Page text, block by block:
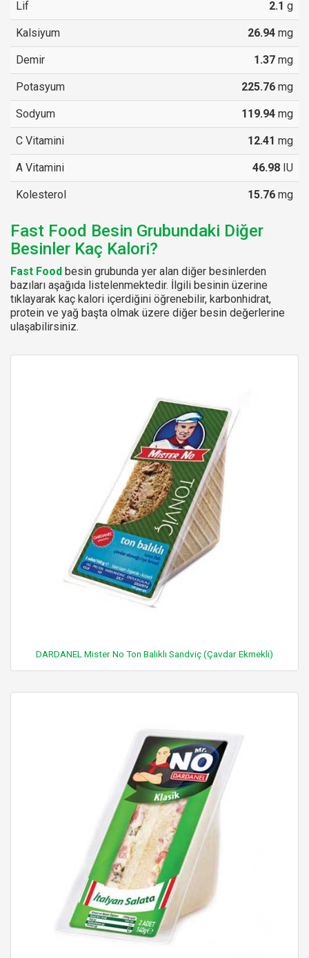
Lif 2.1 g
Kalsiyum 26.94 mg
Demir 1.37 mg
Potasyum 225.76 mg
Sodyum 119.94 mg
C Vitamini 12.41 mg
A Vitamini 46.98 IU
Kolesterol 15.76 mg
Fast Food Besin Grubundaki Diğer
Besinler Kaç Kalori?
Fast Food besin grubunda yer alan diğer besinlerden
bazıları aşağıda listelenmektedir. İlgili besinin üzerine
tıklayarak kaç kalori içerdiğini öğrenebilir, karbonhidrat,
protein ve yağ başta olmak üzere diğer besin değerlerine
ulaşabilirsiniz.
DARDANEL Mister No Ton Balıklı Sandviç (Çavdar Ekmekli)